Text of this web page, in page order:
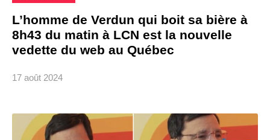
L’homme de Verdun qui boit sa bière à
8h43 du matin à LCN est la nouvelle
vedette du web au Québec
17 août 2024